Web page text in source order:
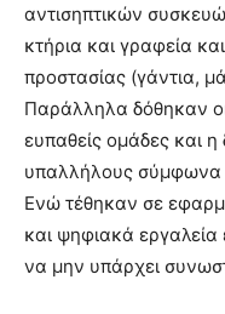
αντισηπτικών
κτήρια και γραφεία
προστασίας (γάντια,
Παράλληλα δόθηκαν
ευπαθείς ομάδες και
υπαλλήλους σύμφωνα
Ενώ τέθηκαν σε
και ψηφιακά
να μην υπάρχει